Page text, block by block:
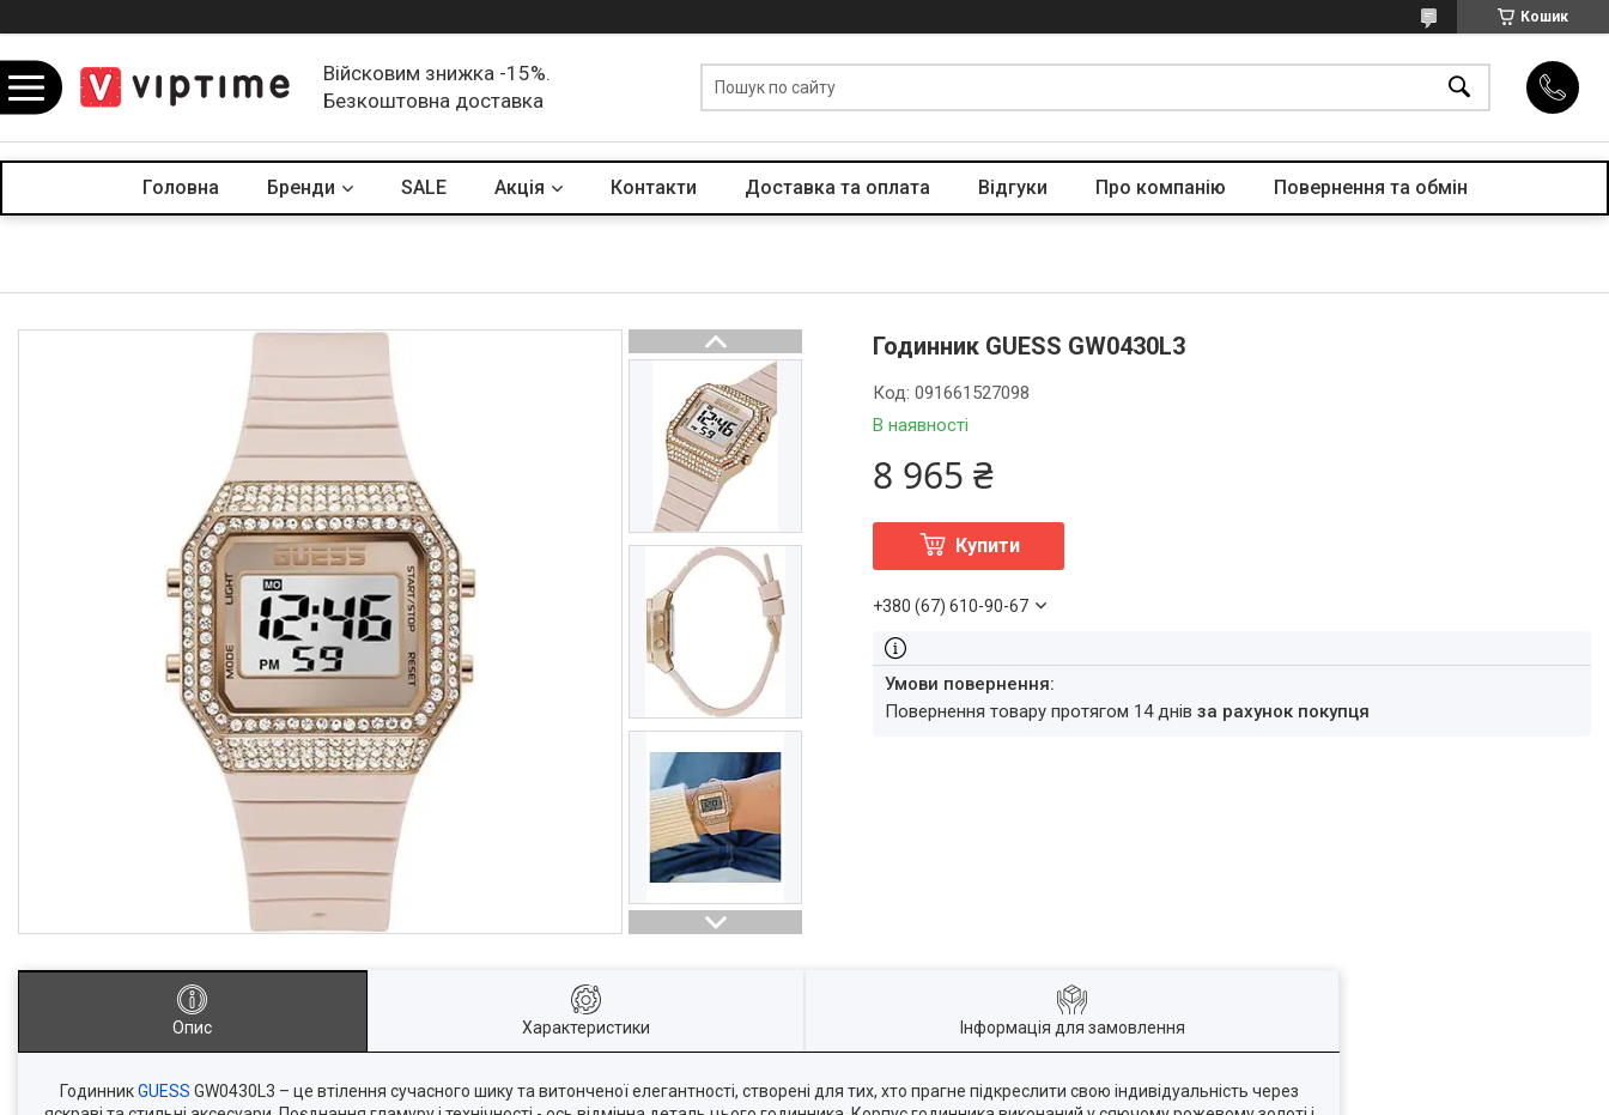
Кошик
Війсковим знижка -15%.
Безкоштовна доставка
Головна Бренди SALE Акцiя Контакти Доставка та оплата Вiдгуки Про компанiю Повернення та обмін
Годинник GUESS GW0430L3
В наявності
Код:091661527098
8 965 ₴
Купити
+380 (67) 610-90-67
повернення товару протягом 14 днівза рахунок покупця
Опис Характеристики Інформація для замовлення
ГодинникGUESS GW0430L3 – це втілення сучасного шику та витонченої елегантності, створені для тих, хто прагне підкреслити свою індивідуальність через